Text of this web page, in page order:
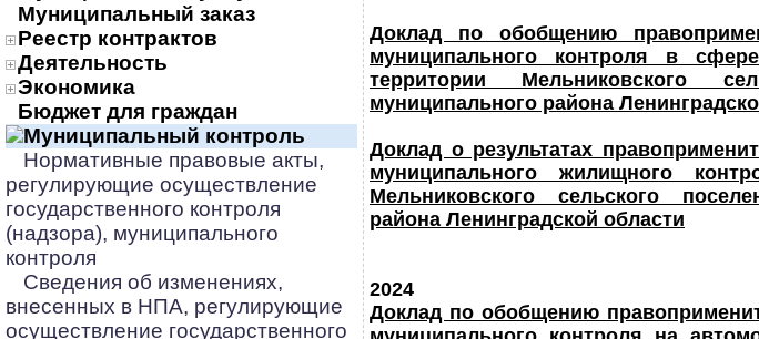
Муниципальный заказ
Реестр контрактов
Деятельность
Экономика
Бюджет для граждан
Муниципальный контроль
Нормативные правовые акты,
регулирующие осуществление
государственного контроля
(надзора), муниципального
контроля
Сведения об изменениях,
внесенных в НПА, регулирующие
осуществление государственного
Доклад по обобщению
муниципального контроля в
территории Мельниковского
муниципального района
Доклад о результатах
муниципального жилищного
Мельниковского сельского
района Ленинградской области
2024
Доклад по обобщению